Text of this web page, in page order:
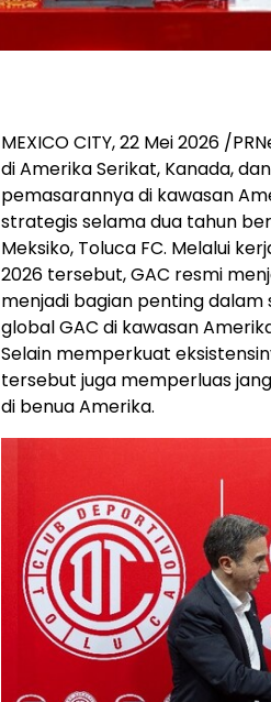
MEXICO CITY, 22 Mei 2026 /
di Amerika Serikat, Kanada,
pemasarannya di kawasan
strategis selama dua tahun
Meksiko, Toluca FC. Melalui
2026 tersebut, GAC resmi
menjadi bagian penting
global GAC di kawasan
Selain memperkuat
tersebut juga memperluas
di benua Amerika.